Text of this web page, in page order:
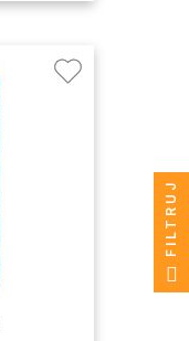
FILTRUJ